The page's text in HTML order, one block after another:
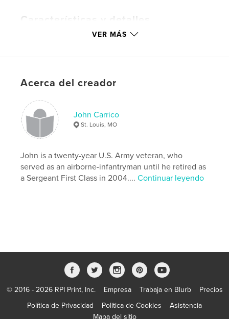
Características y detalles
Categoría principal: Historia
Fecha de publicación:
jul. 31, 2010
Palabras clave
Swift Boat Operation Market Time
VER MÁS
Acerca del creador
John Carrico
St. Louis, MO
John is a twenty-year U.S. Army veteran, who
served as an airborne-infantryman until he retired as
a Sergeant First Class in 2004....Continuar leyendo
© 2016 - 2026 RPI Print, Inc. Empresa Trabaja en Blurb
Precios
Política de Privacidad
Política de Cookies
Asistencia
Mapa del sitio